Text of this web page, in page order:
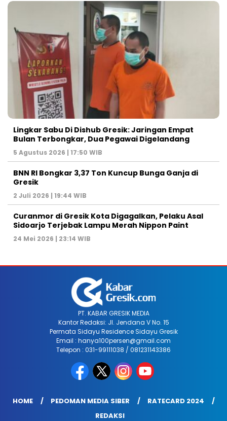
Lingkar Sabu Di Dishub Gresik: Jaringan Empat
Bulan Terbongkar, Dua Pegawai Digelandang
5 Agustus 2026 | 17:50 WIB
BNN RI Bongkar 3,37 Ton Kuncup Bunga Ganja di
Gresik
2 Juli 2026 | 19:44 WIB
Curanmor di Gresik Kota Digagalkan, Pelaku Asal
Sidoarjo Terjebak Lampu Merah Nippon Paint
24 Mei 2026 | 23:14 WIB
PT. KABAR GRESIK MEDIA
Kantor Redaksi: Jl. Jendana V No. 15
Permata Sidayu Residence Sidayu Gresik
Email : hanya100persen@gmail.com
Telepon : 031-99111038 / 081231143386
HOME PEDOMAN MEDIA SIBER
RATECARD 2024
REDAKSI